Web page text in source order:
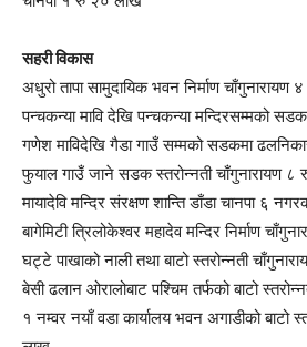
सहरी विकास
अधुरो तापा सामुदायिक भवन निर्माण
पन्चकन्या मावि देखि पन्चकन्या मन्दिरसम्मको
गणेश माविदेखि गैडा गाउँ सम्मको सडकमा
फुयाल गाउँ जाने सडक स्तरोन्नती चाँगुनारायण
मायादेवि मन्दिर संरक्षण शान्ति डाँडा चानपा ६
बागेमिटी त्रिलोकेश्वर महादेव मन्दिर निर्माण
घट्टे पाखाको नाली तथा बाटो स्तरोन्नती
बेसी ढलान ओरालोबाट पश्चिम तर्फको बाटो
१ नम्वर नयाँ वडा कार्यालय भवन अगाडीको बाटो